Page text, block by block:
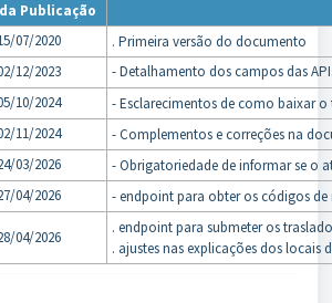
Publicação
07/2020
. Primeira versão do documento
12/2023
- Detalhamento dos campos das
10/2024
- Esclarecimentos de como baixar
11/2024
- Complementos e correções na
03/2026
- Obrigatoriedade de informar se o
04/2026 - endpoint para obter os códigos
04/2026
. endpoint para submeter os
. ajustes nas explicações dos locais